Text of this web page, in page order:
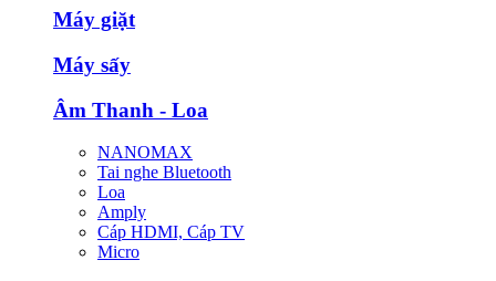
Máy giặt
Máy sấy
Âm Thanh - Loa
NANOMAX
Tai nghe Bluetooth
Loa
Amply
Cáp HDMI, Cáp TV
Micro